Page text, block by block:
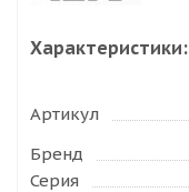
Характеристики:
Артикул
Бренд
Серия